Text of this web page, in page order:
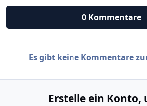
0 Kommentare
Es gibt keine Kommentare
Erstelle ein Konto,